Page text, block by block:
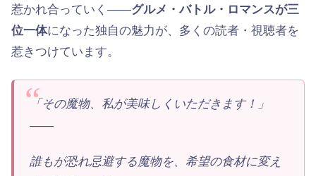
惹かれ合っていく——グルメ・バトル・ロマンスが三
位一体になった独自の魅力が、多くの読者・視聴者を
惹きつけています。
「その魔物、私が美味しくいただきます！」
——
誰もが恐れ忌避する魔物を、希望の食材に変え